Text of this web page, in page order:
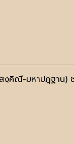
คิณี-มหาปฎฺฐาน)